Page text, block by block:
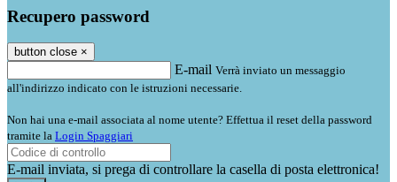
Recupero password
button close ×
E-mail Verrà inviato un messaggio
all'indirizzo indicato con le istruzioni necessarie.
Non hai una e-mail associata al nome utente? Effettua il reset della password
tramite la Login Spaggiari
E-mail inviata, si prega di controllare la casella di posta elettronica!